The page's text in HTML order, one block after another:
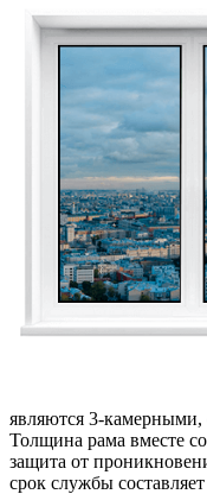
являются 3-
Толщина рама вместе
защита от
срок службы составляет